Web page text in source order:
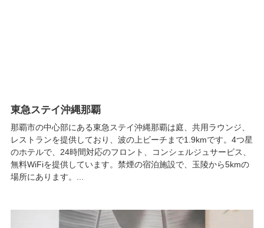
東急ステイ沖縄那覇
那覇市の中心部にある東急ステイ沖縄那覇は庭、共用ラウンジ、
レストランを提供しており、波の上ビーチまで1.9kmです。4つ星
のホテルで、24時間対応のフロント、コンシェルジュサービス、
無料WiFiを提供しています。禁煙の宿泊施設で、玉陵から5kmの
場所にあります。...